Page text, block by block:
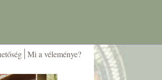
Mi a véleménye?